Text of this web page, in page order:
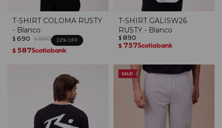
T-SHIRT COLOMA RUSTY
- Blanco
$ 690 $ 890 22
$ 587
T-SHIRT GALISW26
RUSTY - Blanco
$ 890
$ 757